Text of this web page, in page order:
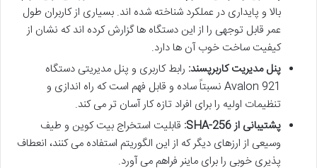
بالا و پایداری در عملکرد شناخته شده اند. بسیاری از کاربران طول
عمر قابل توجهی را از این دستگاه ها گزارش کرده اند که نشان از
کیفیت ساخت خوب آن ها دارد.
پنل مدیریت کاربرپسند: رابط کاربری و پنل مدیریتی دستگاه
Avalon 921 نسبتاً ساده و قابل فهم است که راه اندازی و
تنظیمات اولیه را برای افراد تازه کار آسان تر می کند.
پشتیبانی از SHA-256:
قابلیت استخراج بیت کوین و طیف
وسیعی از ارزهای دیگر که از این الگوریتم استفاده می کنند، انعطاف
پذیری خوبی را برای ماینر فراهم می آورد.